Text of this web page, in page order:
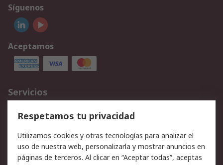
Síguenos
Aceptamos
Servicios
Cómo realizar pedidos
Devoluciones
Facturación y pago
Ofertas
Soporte técnico
Respetamos tu privacidad
Utilizamos cookies y otras tecnologías para analizar el
uso de nuestra web, personalizarla y mostrar anuncios en
páginas de terceros. Al clicar en “Aceptar todas”, aceptas